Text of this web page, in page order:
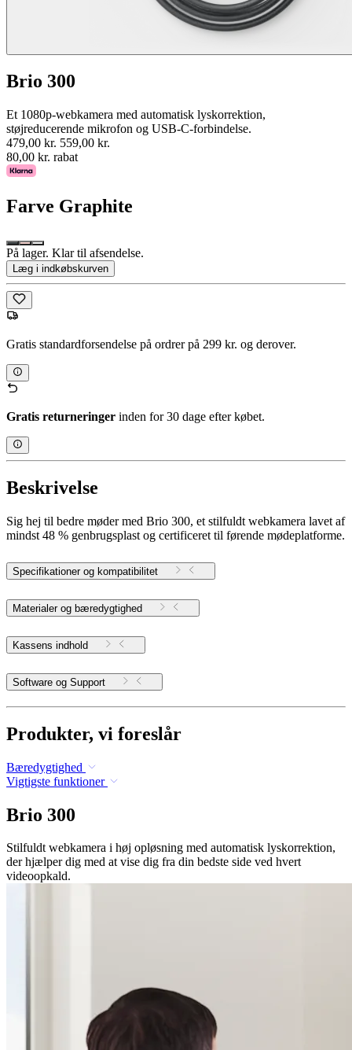
Brio 300
Et 1080p-webkamera med automatisk lyskorrektion,
støjreducerende mikrofon og USB-C-forbindelse.
479,00 kr. 559,00 kr.
80,00 kr. rabat
Farve Graphite
På lager. Klar til afsendelse.
Læg i indkøbskurven
Gratis standardforsendelse på ordrer på 299 kr. og derover.
Gratis returneringer inden for 30 dage efter købet.
Beskrivelse
Sig hej til bedre møder med Brio 300, et stilfuldt webkamera lavet af
mindst 48 % genbrugsplast og certificeret til førende mødeplatforme.
Specifikationer og kompatibilitet
Materialer og bæredygtighed
Kassens indhold
Software og Support
Produkter, vi foreslår
Bæredygtighed
Vigtigste funktioner
Brio 300
Stilfuldt webkamera i høj opløsning med automatisk lyskorrektion,
der hjælper dig med at vise dig fra din bedste side ved hvert
videoopkald.